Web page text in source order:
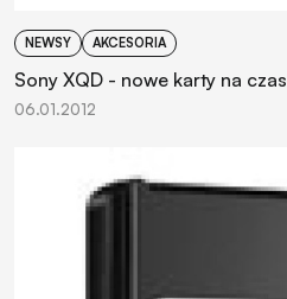
NEWSY AKCESORIA
Sony XQD - nowe karty na czas
06.01.2012